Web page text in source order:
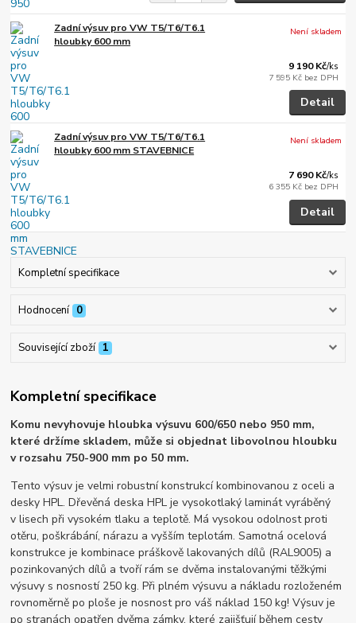
Zadní výsuv pro VW T5/T6/T6.1
hloubky 600 mm
9 190 Kč/ks
7 595 Kč bez DPH
Není skladem
Detail
Zadní výsuv pro VW T5/T6/T6.1
hloubky 600 mm STAVEBNICE
7 690 Kč/ks
6 355 Kč bez DPH
Není skladem
Detail
Kompletní specifikace
Hodnocení 0
Související zboží 1
Kompletní specifikace
Komu nevyhovuje hloubka výsuvu 600/650 nebo 950 mm,
které držíme skladem, může si objednat libovolnou hloubku
v rozsahu 750-900 mm po 50 mm.
Tento výsuv je velmi robustní konstrukcí kombinovanou z oceli a
desky HPL. Dřevěná deska HPL je vysokotlaký laminát vyráběný
v lisech při vysokém tlaku a teplotě. Má vysokou odolnost proti
otěru, poškrábání, nárazu a vyšším teplotám. Samotná ocelová
konstrukce je kombinace práškově lakovaných dílů (RAL9005) a
pozinkovaných dílů a tvoří rám se dvěma instalovanými těžkými
výsuvy s nosností 250 kg. Při plném výsuvu a nákladu rozloženém
rovnoměrně po ploše je nosnost pro váš náklad 150 kg! Výsuv je
po stranách opatřen dvěma zámky, které zajišťují během cesty